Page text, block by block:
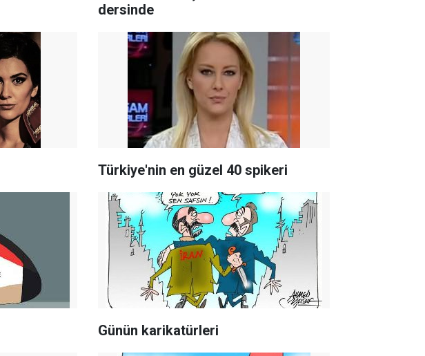
dersinde
Türkiye'nin en güzel 40 spikeri
Günün karikatürleri